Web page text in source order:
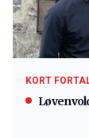
KORT